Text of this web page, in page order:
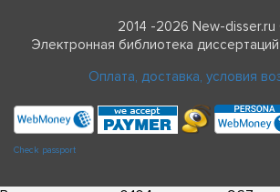
2014 -2026 New-
Электронная библиотека
Оплата, доставка, условия
Check passport